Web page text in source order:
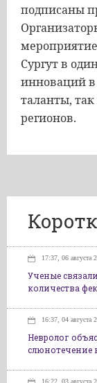
подписаны
Сургут в
инноваций в
таланты,
регионов.
17:37, 06 августа
Ученые
количества
16:37, 04 августа
Невролог
слюнотечение
16:22, 03 августа